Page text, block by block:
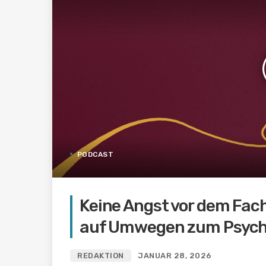
PODCAST
Keine Angst vor dem
auf Umwegen zum
REDAKTION JANUAR 28, 2026